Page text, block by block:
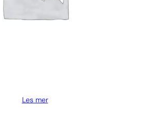
Les mer